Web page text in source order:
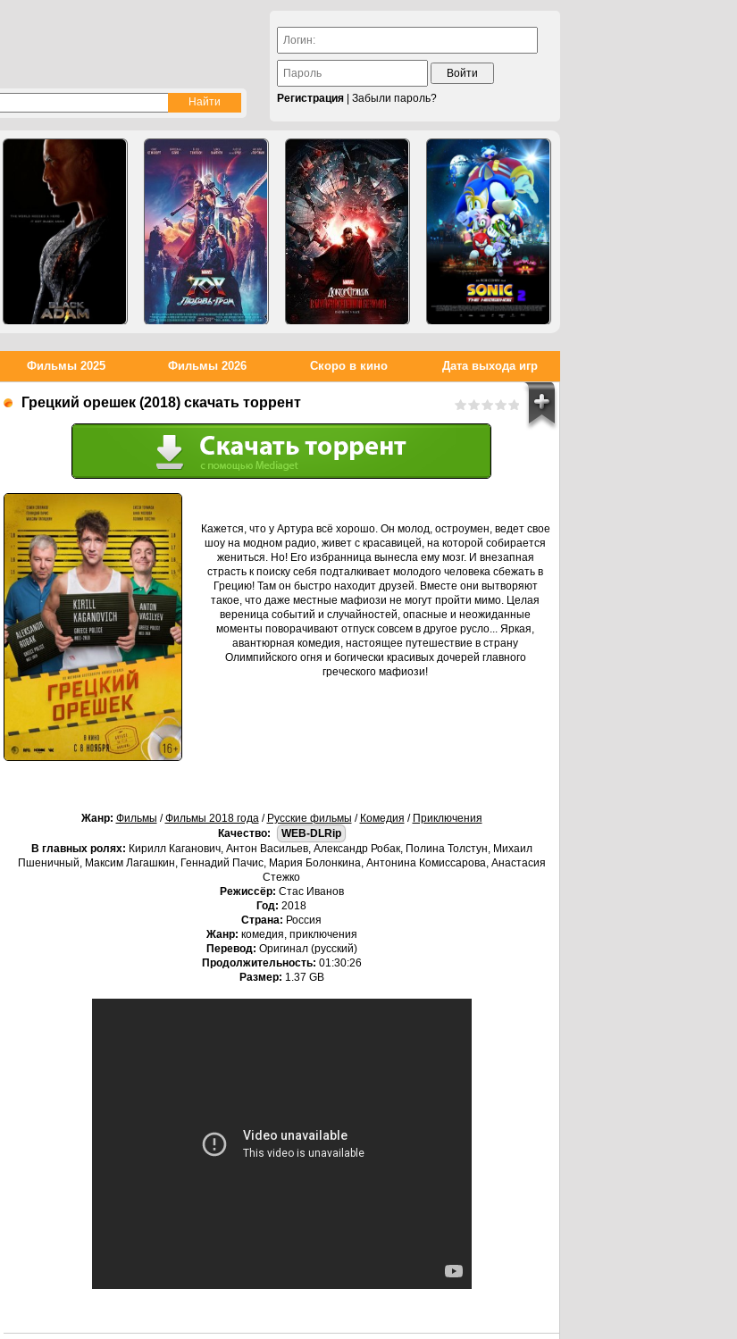
Войти
Регистрация
Забыли пароль?
Грецкий орешек (2018) скачать торрент
Кажется, что у Артура всё хорошо. Он молод, остроумен, ведет свое
шоу на модном радио, живет с красавицей, на которой собирается
жениться. Но! Его избранница вынесла ему мозг. И внезапная
страсть к поиску себя подталкивает молодого человека сбежать в
Грецию! Там он быстро находит друзей. Вместе они вытворяют
такое, что даже местные мафиози не могут пройти мимо. Целая
вереница событий и случайностей, опасные и неожиданные
моменты поворачивают отпуск совсем в другое русло... Яркая,
авантюрная комедия, настоящее путешествие в страну
Олимпийского огня и богически красивых дочерей главного
греческого мафиози!
Жанр: Фильмы /Фильмы 2018 года/ Русские фильмы / Комедия / Приключения
Качество:
WEB-DLRip
В главных ролях: Кирилл Каганович, Антон Васильев, Александр Робак, Полина Толстун, Михаил
Пшеничный, Максим Лагашкин, Геннадий Пачис, Мария Болонкина, Антонина Комиссарова, Анастасия
Стежко
Режиссёр: Стас Иванов
Год: 2018
Страна: Россия
Жанр: комедия, приключения
Перевод: Оригинал (русский)
Продолжительность: 01:30:26
Размер: 1.37 GB
Фильмы 2025 Фильмы 2026 Скоро в кино Дата выхода игр